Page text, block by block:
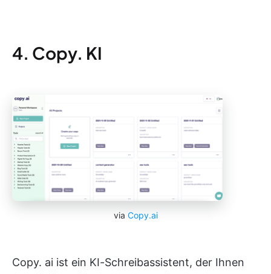
4. Copy. KI
via Copy.ai
Copy. ai ist ein KI-Schreibassistent, der Ihnen